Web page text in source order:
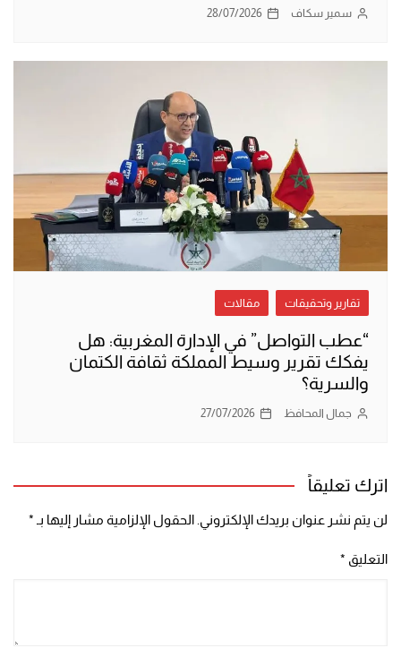
سمير سكاف 28/07/2026
تقارير وتحقيقات مقالات
“عطب التواصل” في الإدارة المغربية: هل
يفكك تقرير وسيط المملكة ثقافة الكتمان
والسرية؟
جمال المحافظ 27/07/2026
اترك تعليقاً
لن يتم نشر عنوان بريدك الإلكتروني. الحقول الإلزامية مشار إليها بـ *
التعليق *